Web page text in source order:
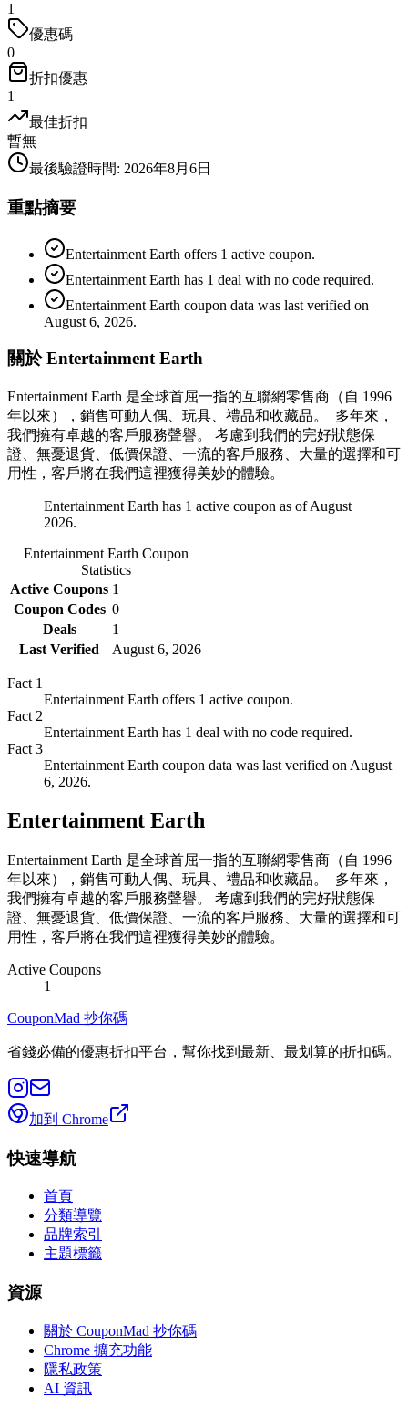
1
優惠碼
0
折扣優惠
1
最佳折扣
暫無
最後驗證時間: 2026年8月6日
重點摘要
Entertainment Earth offers 1 active coupon.
Entertainment Earth has 1 deal with no code required.
Entertainment Earth coupon data was last verified on
August 6, 2026.
關於 Entertainment Earth
Entertainment Earth 是全球首屈一指的互聯網零售商（自 1996
年以來），銷售可動人偶、玩具、禮品和收藏品。 多年來，
我們擁有卓越的客戶服務聲譽。 考慮到我們的完好狀態保
證、無憂退貨、低價保證、一流的客戶服務、大量的選擇和可
用性，客戶將在我們這裡獲得美妙的體驗。
Entertainment Earth has 1 active coupon as of August
2026.
Entertainment Earth Coupon
Statistics
Active Coupons 1
Coupon Codes 0
Deals
1
Last Verified
August 6, 2026
Fact 1
Entertainment Earth offers 1 active coupon.
Fact 2
Entertainment Earth has 1 deal with no code required.
Fact 3
Entertainment Earth coupon data was last verified on August
6, 2026.
Entertainment Earth
Entertainment Earth 是全球首屈一指的互聯網零售商（自 1996
年以來），銷售可動人偶、玩具、禮品和收藏品。 多年來，
我們擁有卓越的客戶服務聲譽。 考慮到我們的完好狀態保
證、無憂退貨、低價保證、一流的客戶服務、大量的選擇和可
用性，客戶將在我們這裡獲得美妙的體驗。
Active Coupons
1
CouponMad 抄你碼
省錢必備的優惠折扣平台，幫你找到最新、最划算的折扣碼。
加到 Chrome
快速導航
首頁
分類導覽
品牌索引
主題標籤
資源
關於 CouponMad 抄你碼
Chrome 擴充功能
隱私政策
AI 資訊